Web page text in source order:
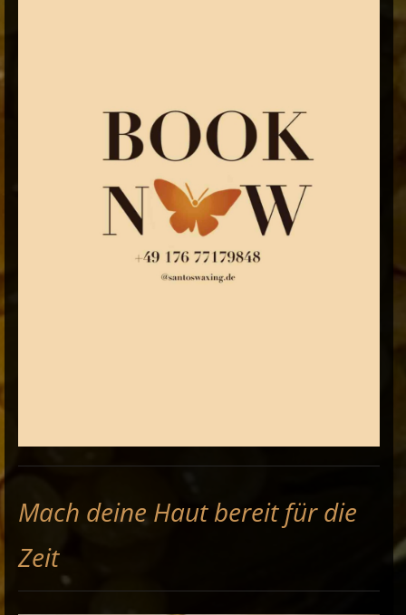
Mach deine Haut bereit für die
Zeit